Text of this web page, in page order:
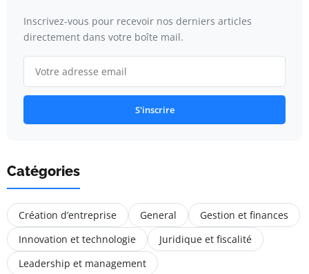
Inscrivez-vous pour recevoir nos derniers articles
directement dans votre boîte mail.
S'inscrire
Catégories
Création d’entreprise General
Gestion et finances
Innovation et technologie
Juridique et fiscalité
Leadership et management